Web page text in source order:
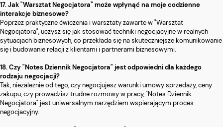
17. Jak "Warsztat Negocjatora" może wpłynąć na moje codzienne
interakcje biznesowe?
Poprzez praktyczne ćwiczenia i warsztaty zawarte w "Warsztat
Negocjatora", uczysz się jak stosować techniki negocjacyjne w realnych
sytuacjach biznesowych, co przekłada się na skuteczniejsze komunikowanie
się i budowanie relacji z klientami i partnerami biznesowymi.
18. Czy "Notes Dziennik Negocjatora" jest odpowiedni dla każdego
rodzaju negocjacji?
Tak, niezależnie od tego, czy negocjujesz warunki umowy sprzedaży, ceny
zakupu, czy prowadzisz trudne rozmowy w pracy, "Notes Dziennik
Negocjatora" jest uniwersalnym narzędziem wspierającym proces
negocjacyjny.